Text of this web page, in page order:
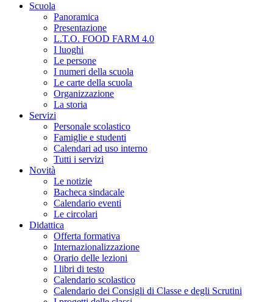
Scuola
Panoramica
Presentazione
L.T.O. FOOD FARM 4.0
I luoghi
Le persone
I numeri della scuola
Le carte della scuola
Organizzazione
La storia
Servizi
Personale scolastico
Famiglie e studenti
Calendari ad uso interno
Tutti i servizi
Novità
Le notizie
Bacheca sindacale
Calendario eventi
Le circolari
Didattica
Offerta formativa
Internazionalizzazione
Orario delle lezioni
I libri di testo
Calendario scolastico
Calendario dei Consigli di Classe e degli Scrutini